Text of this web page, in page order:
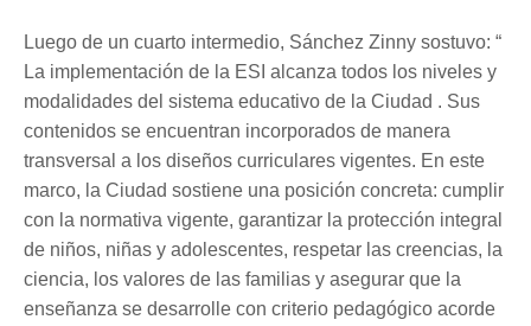
Luego de un cuarto intermedio, Sánchez Zinny sostuvo: “
La implementación de la ESI alcanza todos los niveles y
modalidades del sistema educativo de la Ciudad . Sus
contenidos se encuentran incorporados de manera
transversal a los diseños curriculares vigentes. En este
marco, la Ciudad sostiene una posición concreta: cumplir
con la normativa vigente, garantizar la protección integral
de niños, niñas y adolescentes, respetar las creencias, la
ciencia, los valores de las familias y asegurar que la
enseñanza se desarrolle con criterio pedagógico acorde